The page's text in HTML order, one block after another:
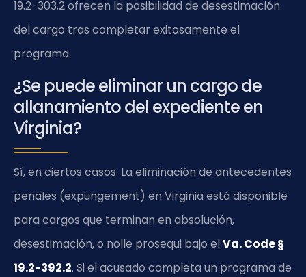
19.2-303.2 ofrecen la posibilidad de desestimación
del cargo tras completar exitosamente el
programa.
¿Se puede eliminar un cargo de
allanamiento del expediente en
Virginia?
Sí, en ciertos casos. La eliminación de antecedentes
penales (expungement) en Virginia está disponible
para cargos que terminan en absolución,
desestimación, o nolle prosequi bajo el Va. Code §
19.2-392.2. Si el acusado completa un programa de